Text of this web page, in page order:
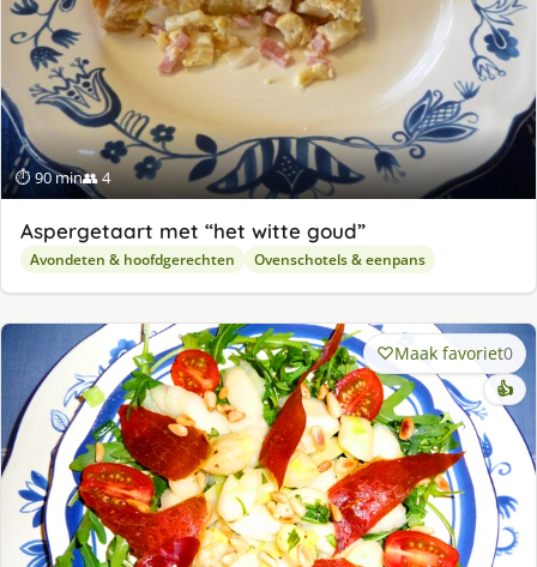
⏱ 90 min👥 4
Aspergetaart met “het witte goud”
Avondeten & hoofdgerechten Ovenschotels & eenpans
Maak favoriet0
👍